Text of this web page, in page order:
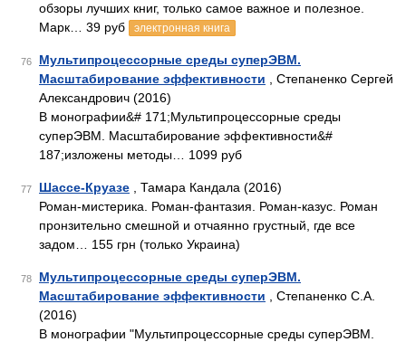
обзоры лучших книг, только самое важное и полезное.
Марк… 39 руб
электронная книга
76
Мультипроцессорные среды суперЭВМ.
Масштабирование эффективности , Степаненко Сергей
Александрович (2016)
В монографии&# 171;Мультипроцессорные среды
суперЭВМ. Масштабирование эффективности&#
187;изложены методы… 1099 руб
77 Шассе-Круазе , Тамара Кандала (2016)
Роман-мистерика. Роман-фантазия. Роман-казус. Роман
пронзительно смешной и отчаянно грустный, где все
задом… 155 грн (только Украина)
78
Мультипроцессорные среды суперЭВМ.
Масштабирование эффективности , Степаненко С.А.
(2016)
В монографии "Мультипроцессорные среды суперЭВМ.